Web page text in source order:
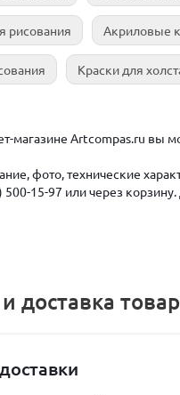
рисования Акриловые
Краски для
магазине Artcompas.ru вы
фото, технические
15-97 или через
доставка